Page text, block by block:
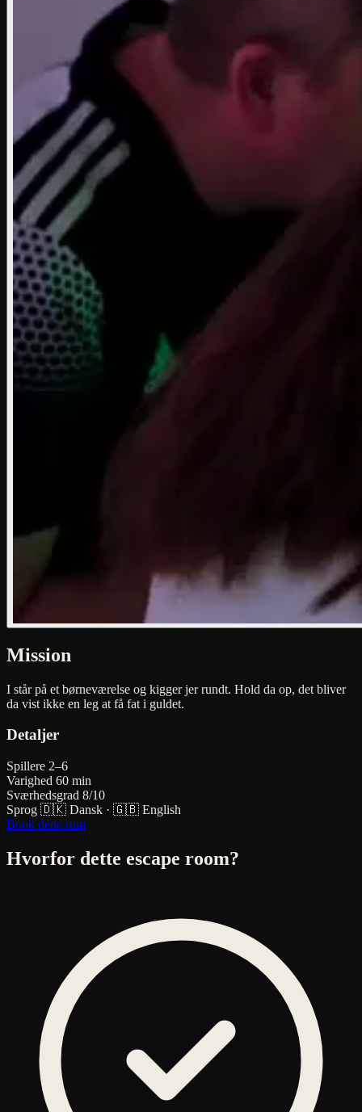
Mission
I står på et børneværelse og kigger jer rundt. Hold da op, det bliver
da vist ikke en leg at få fat i guldet.
Detaljer
Spillere 2–6
Varighed 60 min
Sværhedsgrad 8/10
Sprog 🇩🇰 Dansk · 🇬🇧 English
Book dette rum
Hvorfor dette escape room?